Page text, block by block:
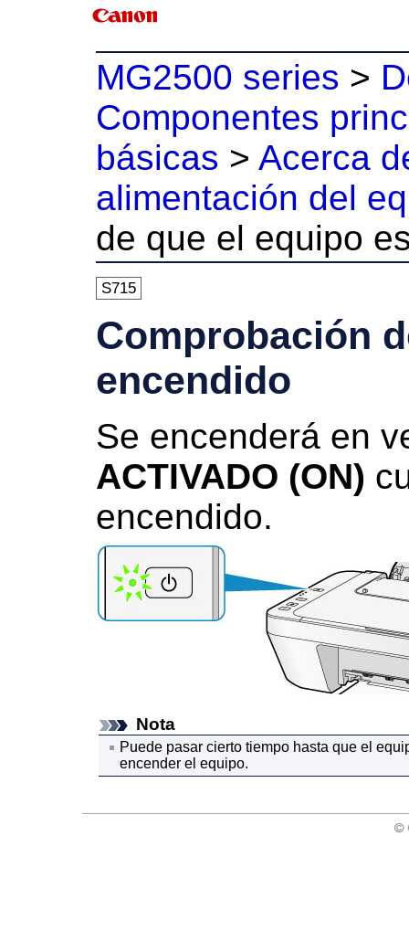
MG2500 series >
Componentes
básicas > Acerca
alimentación del
de que el equipo
S715
Comprobación
encendido
Se encenderá en
ACTIVADO (ON)
encendido.
Nota
Puede pasar cierto tiempo hasta que el
encender el equipo.